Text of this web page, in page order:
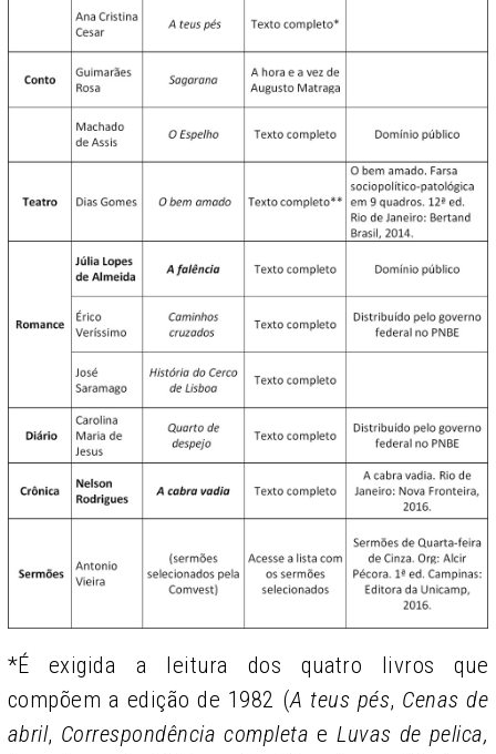
*É exigida a leitura dos quatro livros que
compõem a edição de 1982 (A teus pés, Cenas de
abril, Correspondência completa eLuvas de pelica,